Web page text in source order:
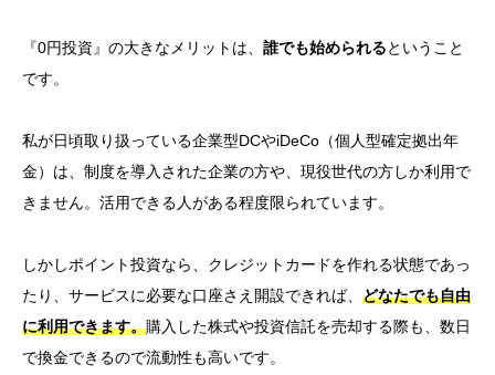
『0円投資』の大きなメリットは、 誰でも始められるということ
です。
私が日頃取り扱っている企業型DCやiDeCo（個人型確定拠出年
金）は、制度を導入された企業の方や、現役世代の方しか利用で
きません。 活用できる人がある程度限られています。
しかしポイント投資なら、 クレジットカードを作れる状態であっ
たり、 サービスに必要な口座さえ開設できれば、 どなたでも自由
に利用できます。購入した株式や投資信託を売却する際も、数日
で換金できるので流動性も高いです。